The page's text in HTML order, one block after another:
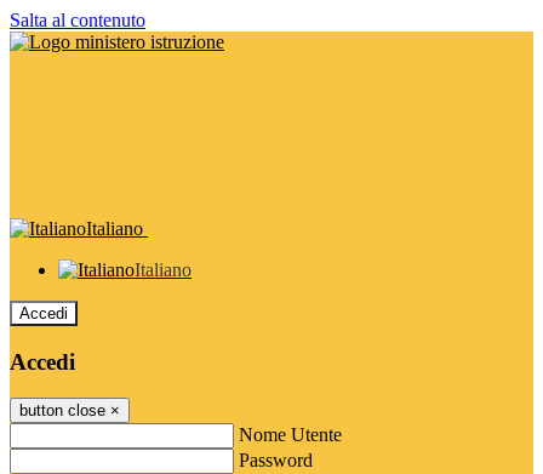
Salta al contenuto
Italiano
Italiano
Accedi
Accedi
button close ×
Nome Utente
Password